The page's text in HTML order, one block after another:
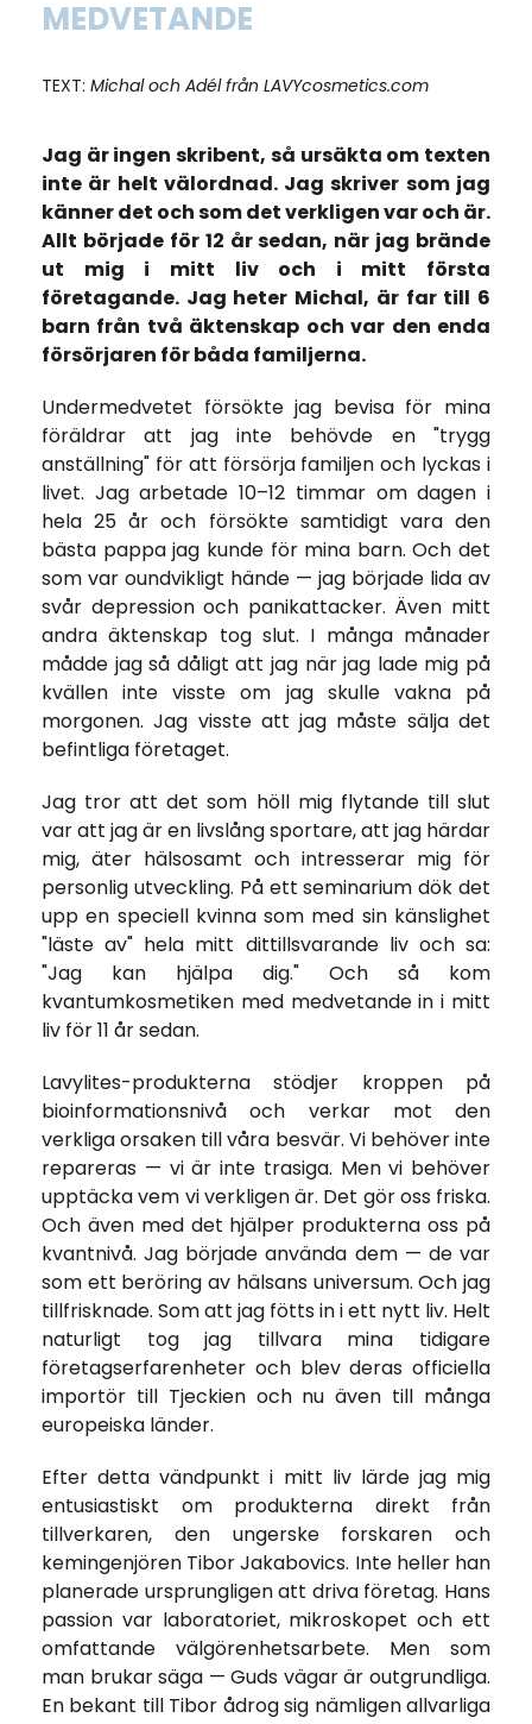
MEDVETANDE
TEXT: Michal och Adél från LAVYcosmetics.com
Jag är ingen skribent, så ursäkta om texten
inte är helt välordnad. Jag skriver som jag
känner det och som det verkligen var och är.
Allt började för 12 år sedan, när jag brände
ut mig i mitt liv och i mitt första
företagande. Jag heter Michal, är far till 6
barn från två äktenskap och var den enda
försörjaren för båda familjerna.
Undermedvetet försökte jag bevisa för mina
föräldrar att jag inte behövde en "trygg
anställning" för att försörja familjen och lyckas i
livet. Jag arbetade 10–12 timmar om dagen i
hela 25 år och försökte samtidigt vara den
bästa pappa jag kunde för mina barn. Och det
som var oundvikligt hände — jag började lida av
svår depression och panikattacker. Även mitt
andra äktenskap tog slut. I många månader
mådde jag så dåligt att jag när jag lade mig på
kvällen inte visste om jag skulle vakna på
morgonen. Jag visste att jag måste sälja det
befintliga företaget.
Jag tror att det som höll mig flytande till slut
var att jag är en livslång sportare, att jag härdar
mig, äter hälsosamt och intresserar mig för
personlig utveckling. På ett seminarium dök det
upp en speciell kvinna som med sin känslighet
"läste av" hela mitt dittillsvarande liv och sa:
"Jag kan hjälpa dig." Och så kom
kvantumkosmetiken med medvetande in i mitt
liv för 11 år sedan.
Lavylites-produkterna stödjer kroppen på
bioinformationsnivå och verkar mot den
verkliga orsaken till våra besvär. Vi behöver inte
repareras — vi är inte trasiga. Men vi behöver
upptäcka vem vi verkligen är. Det gör oss friska.
Och även med det hjälper produkterna oss på
kvantnivå. Jag började använda dem — de var
som ett beröring av hälsans universum. Och jag
tillfrisknade. Som att jag fötts in i ett nytt liv. Helt
naturligt tog jag tillvara mina tidigare
företagserfarenheter och blev deras officiella
importör till Tjeckien och nu även till många
europeiska länder.
Efter detta vändpunkt i mitt liv lärde jag mig
entusiastiskt om produkterna direkt från
tillverkaren, den ungerske forskaren och
kemingenjören Tibor Jakabovics. Inte heller han
planerade ursprungligen att driva företag. Hans
passion var laboratoriet, mikroskopet och ett
omfattande välgörenhetsarbete. Men som
man brukar säga — Guds vägar är outgrundliga.
En bekant till Tibor ådrog sig nämligen allvarliga